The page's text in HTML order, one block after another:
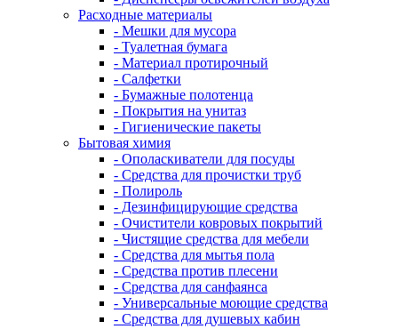
Расходные материалы
- Мешки для мусора
- Туалетная бумага
- Материал протирочный
- Салфетки
- Бумажные полотенца
- Покрытия на унитаз
- Гигиенические пакеты
Бытовая химия
- Ополаскиватели для посуды
- Средства для прочистки труб
- Полироль
- Дезинфицирующие средства
- Очистители ковровых покрытий
- Чистящие средства для мебели
- Средства для мытья пола
- Средства против плесени
- Средства для санфаянса
- Универсальные моющие средства
- Средства для душевых кабин